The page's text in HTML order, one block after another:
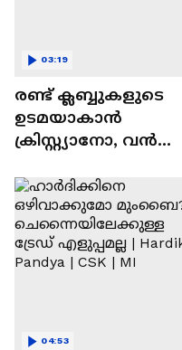
രണ്ട്‌ ക്ലബ്ബുകളുടെ
ഉടമയാകാന്‍
ക്രിസ്റ്റ്യാനോ, വന്‍
പദ്ധതികള്‍ | Cristiano
Ronaldo
03:19
04:53